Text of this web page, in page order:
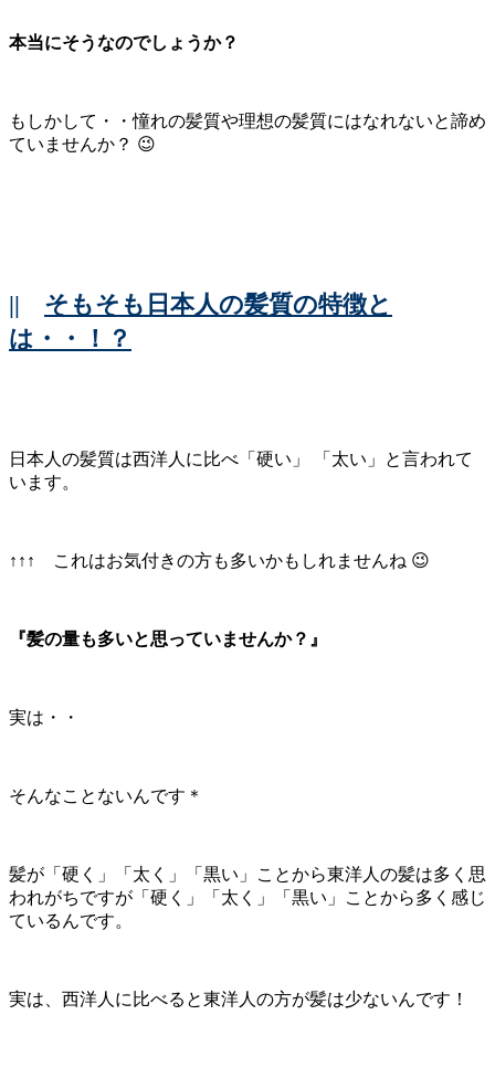
本当にそうなのでしょうか？
もしかして・・憧れの髪質や理想の髪質にはなれないと諦め
ていませんか？ 😉
|| そもそも日本人の髪質の特徴と
は・・！？
日本人の髪質は西洋人に比べ「硬い」 「太い」と言われて
います。
↑↑↑ これはお気付きの方も多いかもしれませんね 😉
『髪の量も多いと思っていませんか？』
実は・・
そんなことないんです＊
髪が「硬く」「太く」「黒い」ことから東洋人の髪は多く思
われがちですが「硬く」「太く」「黒い」ことから多く感じ
ているんです。
実は、西洋人に比べると東洋人の方が髪は少ないんです！